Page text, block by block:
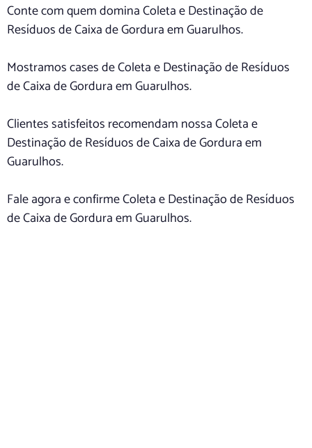
Conte com quem domina Coleta e Destinação de
Resíduos de Caixa de Gordura em Guarulhos.
Mostramos cases de Coleta e Destinação de Resíduos
de Caixa de Gordura em Guarulhos.
Clientes satisfeitos recomendam nossa Coleta e
Destinação de Resíduos de Caixa de Gordura em
Guarulhos.
Fale agora e confirme Coleta e Destinação de Resíduos
de Caixa de Gordura em Guarulhos.